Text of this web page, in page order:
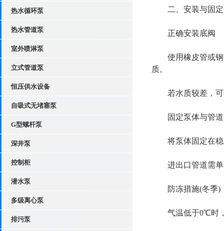
热水循环泵
热水管道泵
室外喷淋泵
立式管道泵
恒压供水设备
自吸式无堵塞泵
G型螺杆泵
深井泵
控制柜
潜水泵
多级离心泵
排污泵
二、安装与固定
正确安装底阀‌
使用橡皮管或钢
质。
若水质较差，可
固定泵体与管道‌
将泵体固定在稳
进出口管道需单
防冻措施(冬季)‌
气温低于0℃时，